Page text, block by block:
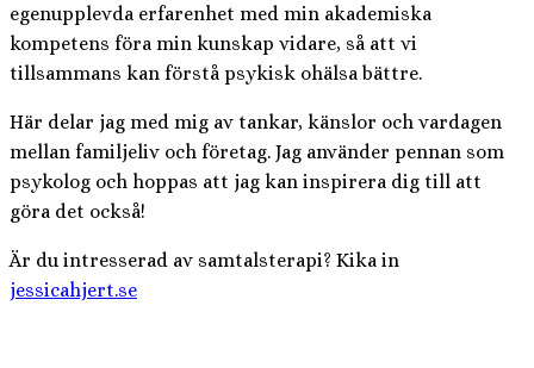
egenupplevda erfarenhet med min akademiska
kompetens föra min kunskap vidare, så att vi
tillsammans kan förstå psykisk ohälsa bättre.
Här delar jag med mig av tankar, känslor och vardagen
mellan familjeliv och företag. Jag använder pennan som
psykolog och hoppas att jag kan inspirera dig till att
göra det också!
Är du intresserad av samtalsterapi? Kika in
jessicahjert.se